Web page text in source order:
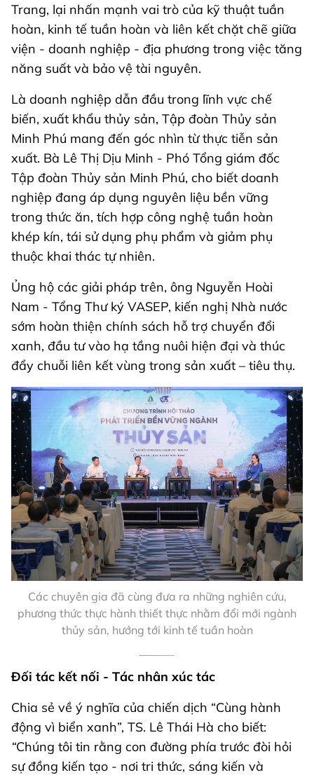
Trang, lại nhấn mạnh vai trò của kỹ thuật tuần
hoàn, kinh tế tuần hoàn và liên kết chặt chẽ giữa
viện - doanh nghiệp - địa phương trong việc tăng
năng suất và bảo vệ tài nguyên.
Là doanh nghiệp dẫn đầu trong lĩnh vực chế
biến, xuất khẩu thủy sản, Tập đoàn Thủy sản
Minh Phú mang đến góc nhìn từ thực tiễn sản
xuất. Bà Lê Thị Dịu Minh - Phó Tổng giám đốc
Tập đoàn Thủy sản Minh Phú, cho biết doanh
nghiệp đang áp dụng nguyên liệu bền vững
trong thức ăn, tích hợp công nghệ tuần hoàn
khép kín, tái sử dụng phụ phẩm và giảm phụ
thuộc khai thác tự nhiên.
Ủng hộ các giải pháp trên, ông Nguyễn Hoài
Nam - Tổng Thư ký VASEP, kiến nghị Nhà nước
sớm hoàn thiện chính sách hỗ trợ chuyển đổi
xanh, đầu tư vào hạ tầng nuôi hiện đại và thúc
đẩy chuỗi liên kết vùng trong sản xuất – tiêu thụ.
Các chuyên gia đã cùng đưa ra những nghiên cứu,
phương thức thực hành thiết thực nhằm đổi mới ngành
thủy sản, hướng tới kinh tế tuần hoàn
Đối tác kết nối - Tác nhân xúc tác
Chia sẻ về ý nghĩa của chiến dịch “Cùng hành
động vì biển xanh”, TS. Lê Thái Hà cho biết:
“Chúng tôi tin rằng con đường phía trước đòi hỏi
sự đồng kiến tạo - nơi tri thức, sáng kiến và